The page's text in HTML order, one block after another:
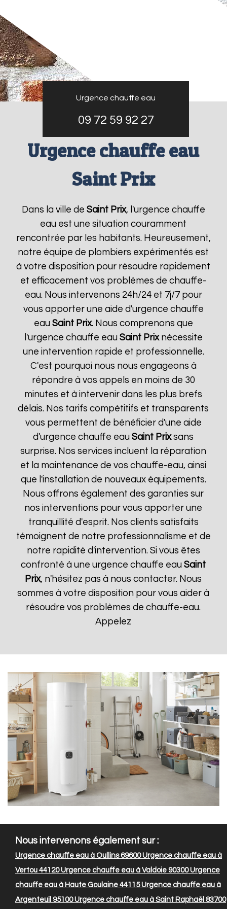
Urgence chauffe eau
09 72 59 92 27
Urgence chauffe eau
Saint Prix
Dans la ville de Saint Prix, l'urgence chauffe
eau est une situation couramment
rencontrée par les habitants. Heureusement,
notre équipe de plombiers expérimentés est
à votre disposition pour résoudre rapidement
et efficacement vos problèmes de chauffe-
eau. Nous intervenons 24h/24 et 7j/7 pour
vous apporter une aide d'urgence chauffe
eau Saint Prix. Nous comprenons que
l'urgence chauffe eau Saint Prixnécessite
une intervention rapide et professionnelle.
C'est pourquoi nous nous engageons à
répondre à vos appels en moins de 30
minutes et à intervenir dans les plus brefs
délais. Nos tarifs compétitifs et transparents
vous permettent de bénéficier d'une aide
d'urgence chauffe eauSaint Prixsans
surprise. Nos services incluent la réparation
et la maintenance de vos chauffe-eau, ainsi
que l'installation de nouveaux équipements.
Nous offrons également des garanties sur
nos interventions pour vous apporter une
tranquillité d'esprit. Nos clients satisfaits
témoignent de notre professionnalisme et de
notre rapidité d'intervention. Si vous êtes
confronté à une urgence chauffe eauSaint
Prix, n'hésitez pas à nous contacter. Nous
sommes à votre disposition pour vous aider à
résoudre vos problèmes de chauffe-eau.
Appelez
Nous intervenons également sur :
Urgence chauffe eau à Oullins 69600Urgence chauffe eau à
Vertou 44120Urgence chauffe eau à Valdoie 90300Urgence
chauffe eau à Haute Goulaine 44115Urgence chauffe eau à
Argenteuil 95100Urgence chauffe eau à Saint Raphaël 83700